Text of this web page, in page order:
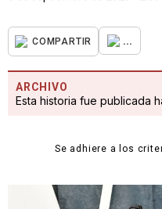
COMPARTIR ...
ARCHIVO
Esta historia fue publicada
Se adhiere a los